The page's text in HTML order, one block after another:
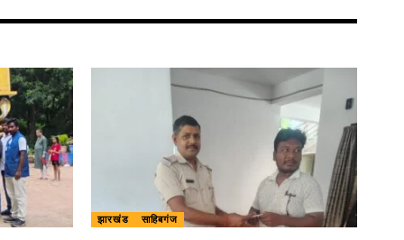
झारखंड साहिबगंज